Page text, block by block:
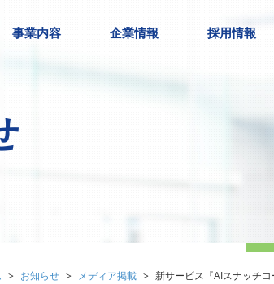
事業内容 企業情報 採用情報
お知らせ メディア掲載 新サービス『AIスナッチ